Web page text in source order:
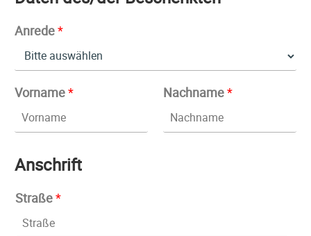
Anrede*
Vorname* Nachname*
Anschrift
Straße*